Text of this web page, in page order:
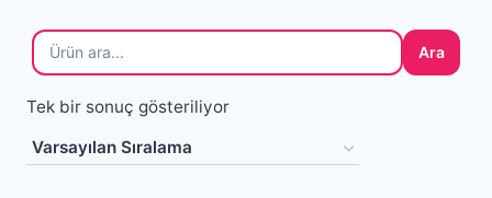
Ara
Tek bir sonuç gösteriliyor